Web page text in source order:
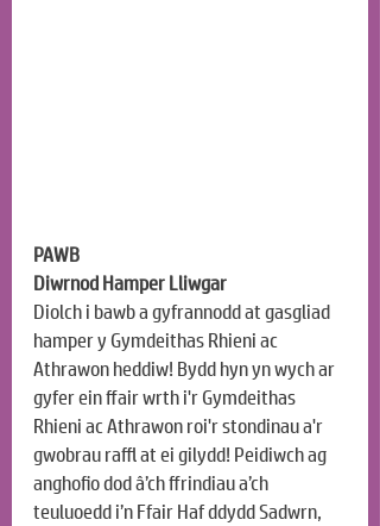
PAWB
Diwrnod Hamper Lliwgar
Diolch i bawb a gyfrannodd at gasgliad
hamper y Gymdeithas Rhieni ac
Athrawon heddiw! Bydd hyn yn wych ar
gyfer ein ffair wrth i'r Gymdeithas
Rhieni ac Athrawon roi'r stondinau a'r
gwobrau raffl at ei gilydd! Peidiwch ag
anghofio dod â’ch ffrindiau a’ch
teuluoedd i’n Ffair Haf ddydd Sadwrn,